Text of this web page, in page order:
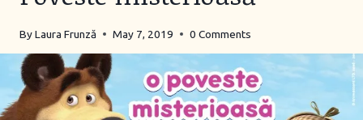
ByLaura Frunză May 7, 2019 0 Comments